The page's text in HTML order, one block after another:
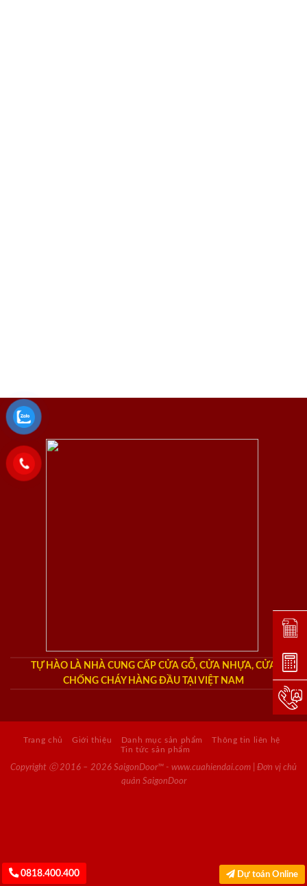
TỰ HÀO LÀ NHÀ CUNG CẤP CỬA GỖ, CỬA NHỰA, CỬA
CHỐNG CHÁY HÀNG ĐẦU TẠI VIỆT NAM
Trang chủ Giới thiệu Danh mục sản phẩm
Thông tin liên hệ
Tin tức sản phẩm
Copyright ⓒ 2016 – 2026 SaigonDoor™ - www.cuahiendai.com | Đơn vị chủ
quản SaigonDoor
0818.400.400 Dự toán Online
Đặt
Dự